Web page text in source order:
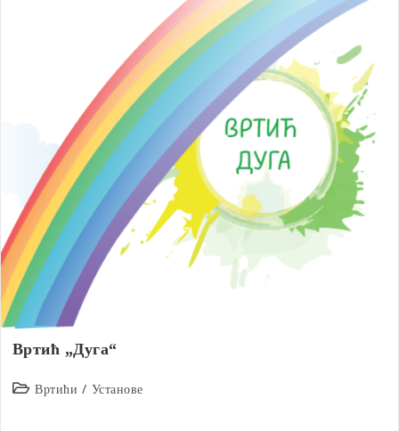
Вртић „Дуга“
PostВртићи / Установе